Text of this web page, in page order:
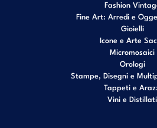
Fashion
Fine Art: Arredi e
Gioielli
Icone e Arte
Micromosaici
Orologi
Stampe, Disegni e
Tappeti e
Vini e Distillati